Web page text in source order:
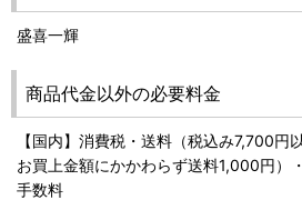
盛喜一輝
商品代金以外の必要料金
【国内】消費税・送料（税込み7,700
お買上金額にかかわらず送料1,000円）
手数料